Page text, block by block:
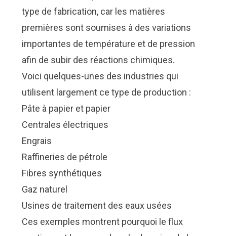
type de fabrication, car les matières
premières sont soumises à des variations
importantes de température et de pression
afin de subir des réactions chimiques.
Voici quelques-unes des industries qui
utilisent largement ce type de production :
Pâte à papier et papier
Centrales électriques
Engrais
Raffineries de pétrole
Fibres synthétiques
Gaz naturel
Usines de traitement des eaux usées
Ces exemples montrent pourquoi le flux